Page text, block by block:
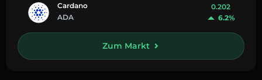
Cardano
ADA
0.202
6.2%
Zum Markt